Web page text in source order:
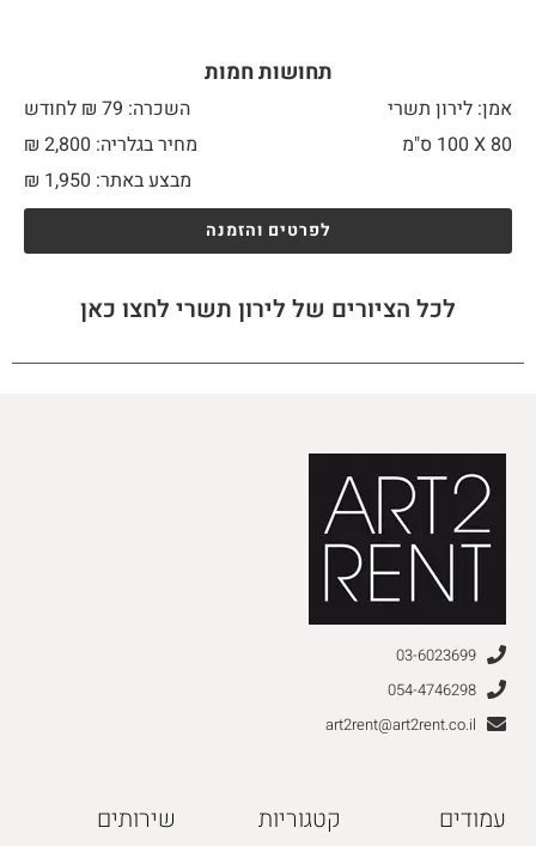
תחושות חמות
אמן: לירון תשרי
השכרה: 79 ₪ לחודש
80 X
מחיר בגלריה: 2,800 ₪
מבצע באתר:
₪ 1,950
לפרטים והזמנה
לכל הציורים של לירון תשרי לחצו כאן
03-6023699
054-4746298
art2rent@art2rent.co.il
עמודים קטגוריות שירותים